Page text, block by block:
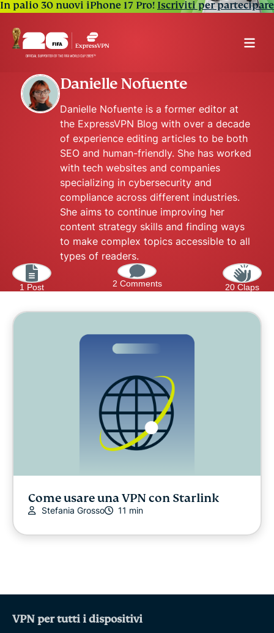
In palio 30 nuovi iPhone 17 Pro! Iscriviti per partecipare
Danielle Nofuente
Danielle Nofuente is a former editor at
the ExpressVPN Blog with over a decade
of experience editing articles to be both
SEO and human-friendly. She has worked
with tech websites and companies
specializing in cybersecurity and
compliance across different industries.
She aims to continue improving her
content strategy skills and finding ways
to make complex topics accessible to all
types of readers.
1 Post 2 Comments 20 Claps
Come usare una VPN con Starlink
Stefania Grosso 11 min
VPN per tutti i dispositivi